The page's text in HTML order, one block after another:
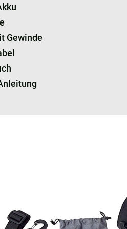
Gewinde